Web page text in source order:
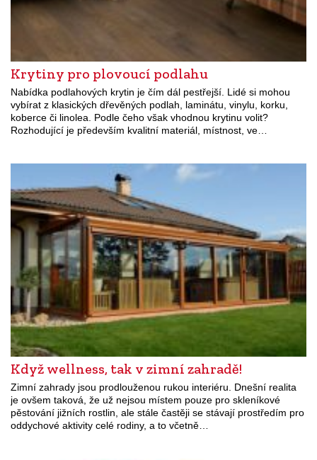
Krytiny pro plovoucí podlahu
Nabídka podlahových krytin je čím dál pestřejší. Lidé si mohou
vybírat z klasických dřevěných podlah, laminátu, vinylu, korku,
koberce či linolea. Podle čeho však vhodnou krytinu volit?
Rozhodující je především kvalitní materiál, místnost, ve…
Když wellness, tak v zimní zahradě!
Zimní zahrady jsou prodlouženou rukou interiéru. Dnešní realita
je ovšem taková, že už nejsou místem pouze pro skleníkové
pěstování jižních rostlin, ale stále častěji se stávají prostředím pro
oddychové aktivity celé rodiny, a to včetně…